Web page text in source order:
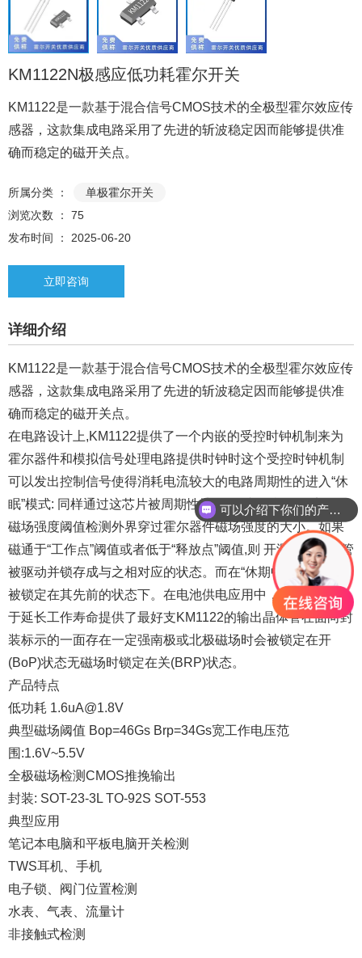
KM1122N极感应低功耗霍尔开关
KM1122是一款基于混合信号CMOS技术的全极型霍尔效应传
感器，这款集成电路采用了先进的斩波稳定因而能够提供准
确而稳定的磁开关点。
所属分类 ：
单极霍尔开关
浏览次数 ： 75
发布时间 ： 2025-06-20
立即咨询
详细介绍
KM1122是一款基于混合信号CMOS技术的全极型霍尔效应传
感器，这款集成电路采用了先进的斩波稳定因而能够提供准
确而稳定的磁开关点。
在电路设计上,KM1122提供了一个内嵌的受控时钟机制来为
霍尔器件和模拟信号处理电路提供时钟时这个受控时钟机制
可以发出控制信号使得消耗电流较大的电路周期性的进入“休
眠”模式: 同样通过这芯片被周期性地“唤醒”并且根据预定好的
磁场强度阈值检测外界穿过霍尔器件磁场强度的大小。如果
磁通于“工作点”阈值或者低于“释放点”阈值,则 开漏输出品体管
被驱动并锁存成与之相对应的状态。而在“休期中,输出晶体管
被锁定在其先前的状态下。在电池供电应用中，这种设计对
于延长工作寿命提供了最好支KM1122的输出晶体管在面向封
装标示的一面存在一定强南极或北极磁场时会被锁定在开
(BoP)状态无磁场时锁定在关(BRP)状态。
产品特点
低功耗 1.6uA@1.8V
典型磁场阈值 Bop=46Gs Brp=34Gs宽工作电压范
围:1.6V~5.5V
全极磁场检测CMOS推挽输出
封装: SOT-23-3L TO-92S SOT-553
典型应用
笔记本电脑和平板电脑开关检测
TWS耳机、手机
电子锁、阀门位置检测
水表、气表、流量计
非接触式检测
可以介绍下你们的产品么？